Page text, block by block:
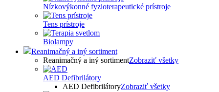
Nízkovýkonné fyzioterapeutické prístroje
Tens prístroje
Biolampy
Reanimačný a iný sortiment
Reanimačný a iný sortimentZobraziť všetky
AED Defibrilátory
AED DefibrilátoryZobraziť všetky